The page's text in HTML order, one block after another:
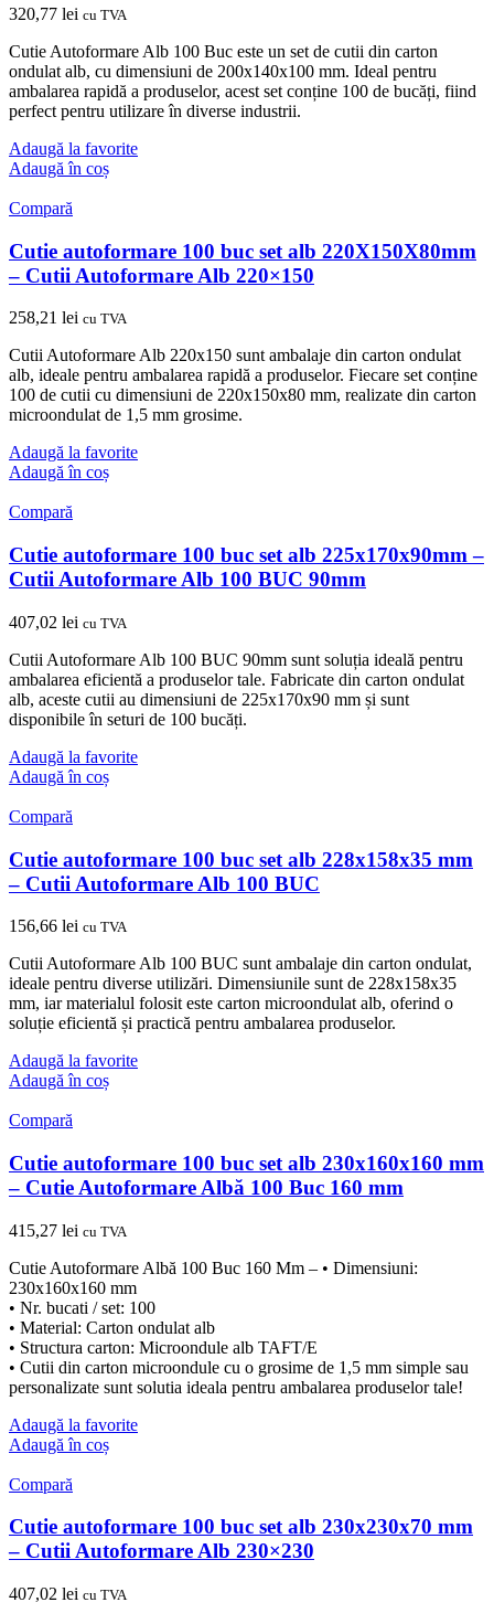
320,77 lei cu TVA
Cutie Autoformare Alb 100 Buc este un set de cutii din carton
ondulat alb, cu dimensiuni de 200x140x100 mm. Ideal pentru
ambalarea rapidă a produselor, acest set conține 100 de bucăți, fiind
perfect pentru utilizare în diverse industrii.
Adaugă la favorite
Adaugă în coș
Compară
Cutie autoformare 100 buc set alb 220X150X80mm
– Cutii Autoformare Alb 220×150
258,21 lei cu TVA
Cutii Autoformare Alb 220x150 sunt ambalaje din carton ondulat
alb, ideale pentru ambalarea rapidă a produselor. Fiecare set conține
100 de cutii cu dimensiuni de 220x150x80 mm, realizate din carton
microondulat de 1,5 mm grosime.
Adaugă la favorite
Adaugă în coș
Compară
Cutie autoformare 100 buc set alb 225x170x90mm –
Cutii Autoformare Alb 100 BUC 90mm
407,02 lei cu TVA
Cutii Autoformare Alb 100 BUC 90mm sunt soluția ideală pentru
ambalarea eficientă a produselor tale. Fabricate din carton ondulat
alb, aceste cutii au dimensiuni de 225x170x90 mm și sunt
disponibile în seturi de 100 bucăți.
Adaugă la favorite
Adaugă în coș
Compară
Cutie autoformare 100 buc set alb 228x158x35 mm
– Cutii Autoformare Alb 100 BUC
156,66 lei cu TVA
Cutii Autoformare Alb 100 BUC sunt ambalaje din carton ondulat,
ideale pentru diverse utilizări. Dimensiunile sunt de 228x158x35
mm, iar materialul folosit este carton microondulat alb, oferind o
soluție eficientă și practică pentru ambalarea produselor.
Adaugă la favorite
Adaugă în coș
Compară
Cutie autoformare 100 buc set alb 230x160x160 mm
– Cutie Autoformare Albă 100 Buc 160 mm
415,27 lei cu TVA
Cutie Autoformare Albă 100 Buc 160 Mm – • Dimensiuni:
230x160x160 mm
• Nr. bucati / set: 100
• Material: Carton ondulat alb
• Structura carton: Microondule alb TAFT/E
• Cutii din carton microondule cu o grosime de 1,5 mm simple sau
personalizate sunt solutia ideala pentru ambalarea produselor tale!
Adaugă la favorite
Adaugă în coș
Compară
Cutie autoformare 100 buc set alb 230x230x70 mm
– Cutii Autoformare Alb 230×230
407,02 lei cu TVA